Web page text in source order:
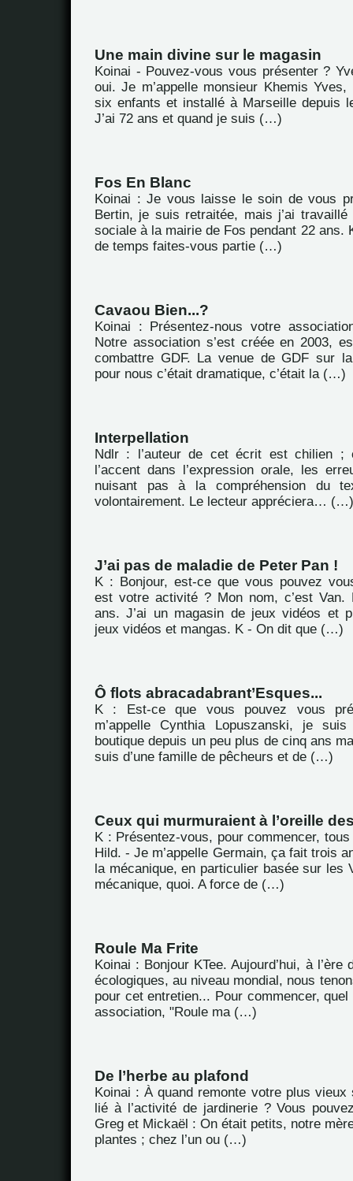
Une main divine sur le magasin
Koinai - Pouvez-vous vous présenter ?
oui. Je m’appelle monsieur Khemis
six enfants et installé à Marseille depuis
J’ai 72 ans et quand je suis (…)
Fos En Blanc
Koinai : Je vous laisse le soin de vous
Bertin, je suis retraitée, mais j’ai travaillé
sociale à la mairie de Fos pendant 22 ans.
de temps faites-vous partie (…)
Cavaou Bien...?
Koinai : Présentez-nous votre
Notre association s’est créée en 2003,
combattre GDF. La venue de GDF sur
pour nous c’était dramatique, c’était la (…)
Interpellation
Ndlr : l’auteur de cet écrit est chilien ;
l’accent dans l’expression orale, les
nuisant pas à la compréhension du
volontairement. Le lecteur appréciera… (…)
J’ai pas de maladie de Peter Pan !
K : Bonjour, est-ce que vous pouvez
est votre activité ? Mon nom, c’est Van.
ans. J’ai un magasin de jeux vidéos et
jeux vidéos et mangas. K - On dit que (…)
Ô flots abracadabrant’Esques...
K : Est-ce que vous pouvez vous
m’appelle Cynthia Lopuszanski, je
boutique depuis un peu plus de cinq ans
suis d’une famille de pêcheurs et de (…)
Ceux qui murmuraient à l’oreille
K : Présentez-vous, pour commencer,
Hild. - Je m’appelle Germain, ça fait trois
la mécanique, en particulier basée sur les
mécanique, quoi. A force de (…)
Roule Ma Frite
Koinai : Bonjour KTee. Aujourd’hui, à l’ère
écologiques, au niveau mondial, nous
pour cet entretien... Pour commencer, quel
association, "Roule ma (…)
De l’herbe au plafond
Koinai : À quand remonte votre plus vieux
lié à l’activité de jardinerie ? Vous
Greg et Mickaël : On était petits, notre
plantes ; chez l’un ou (…)